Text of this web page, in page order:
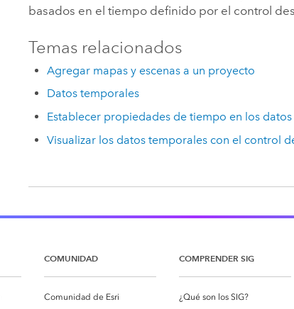
basados en el tiempo definido por el control
Temas relacionados
Agregar mapas y escenas a un proyecto
Datos temporales
Establecer propiedades de tiempo en los datos
Visualizar los datos temporales con el control
COMUNIDAD
Comunidad de Esri
COMPRENDER SIG
¿Qué son los SIG?